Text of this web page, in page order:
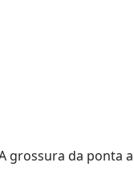
da ponta